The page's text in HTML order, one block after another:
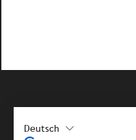
Deutsch